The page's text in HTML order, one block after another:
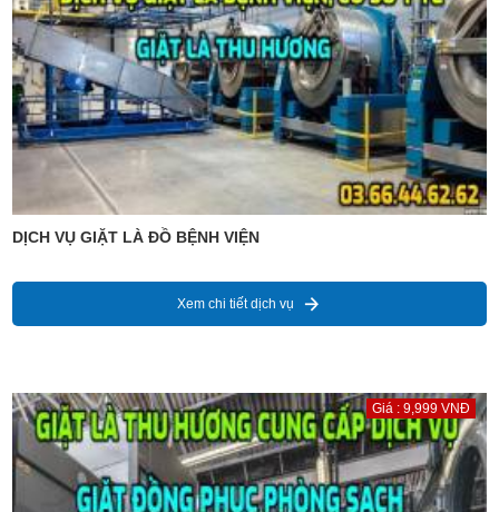
DỊCH VỤ GIẶT LÀ ĐỒ BỆNH VIỆN
Xem chi tiết dịch vụ
Giá : 9,999 VNĐ